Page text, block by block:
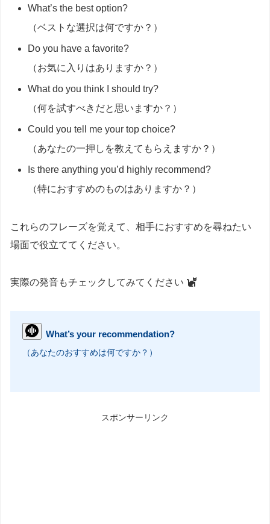
What’s the best option?
（ベストな選択は何ですか？）
Do you have a favorite?
（お気に入りはありますか？）
What do you think I should try?
（何を試すべきだと思いますか？）
Could you tell me your top choice?
（あなたの一押しを教えてもらえますか？）
Is there anything you’d highly recommend?
（特におすすめのものはありますか？）
これらのフレーズを覚えて、相手におすすめを尋ねたい
場面で役立ててください。
実際の発音もチェックしてみてください
What’s your recommendation?
（あなたのおすすめは何ですか？）
スポンサーリンク